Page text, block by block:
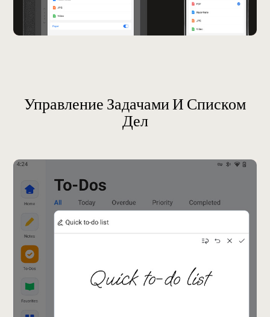
Управление Задачами И Списком
Дел